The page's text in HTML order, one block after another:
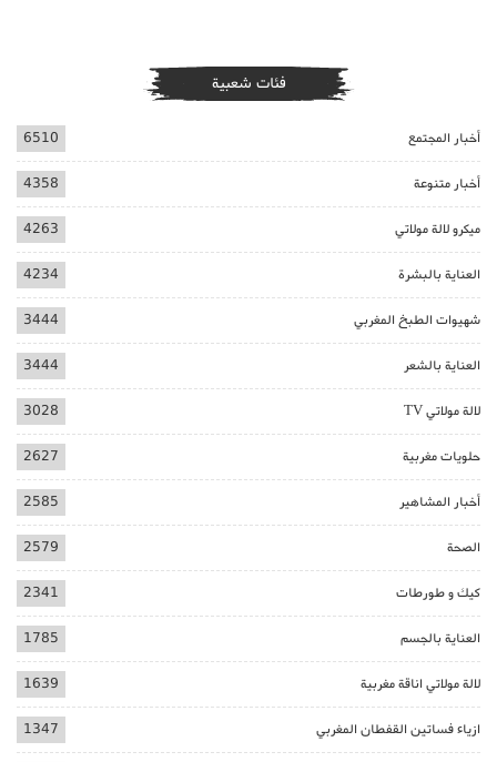
فئات شعبية
أخبار المجتمع 6510
أخبار متنوعة 4358
ميكرو لالة مولاتي 4263
العناية بالبشرة 4234
شهيوات الطبخ المغربي 3444
العناية بالشعر 3444
لالة مولاتي TV 3028
حلويات مغربية 2627
أخبار المشاهير 2585
الصحة 2579
كيك و طورطات 2341
العناية بالجسم 1785
لالة مولاتي اناقة مغربية 1639
ازياء فساتين القفطان المغربي 1347